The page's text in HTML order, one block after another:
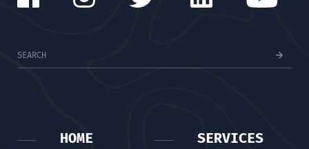
HOME SERVICES